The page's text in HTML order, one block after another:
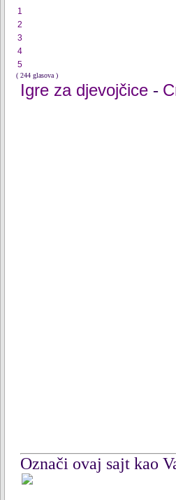
1
2
3
4
5
( 244 glasova )
Igre za djevojčice -
Označi ovaj sajt kao